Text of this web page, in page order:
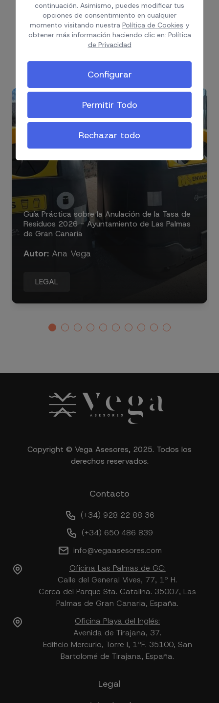
Contenido relacionado
Mantente actualizado con las novedades más
relevantes del sector y las actualizaciones que
pueden impactar tu negocio. ¡Infórmate aquí!
Guía Práctica sobre la Anulación de la Tasa de
Residuos 2026 - Ayuntamiento de Las Palmas
de Gran Canaria
Autor: Ana Vega
LEGAL
Copyright © Vega Asesores, 2025. Todos los
derechos reservados.
Contacto
(+34) 928 22 88 36
(+34) 650 486 839
info@vegaasesores.com
Oficina Las Palmas de GC:
Calle del General Vives, 77, 1º H.
Cerca del Parque Sta. Catalina. 35007, Las
Palmas de Gran Canaria, España.
Oficina Playa del Inglés:
Avenida de Tirajana, 37.
Edificio Mercurio, Torre I, 1ºF. 35100, San
Bartolomé de Tirajana, España.
Legal
continuación. Asimismo, puedes modificar tus
opciones de consentimiento en cualquier
momento visitando nuestra Política de Cookies y
obtener más información haciendo clic en: Política
de Privacidad
Configurar
Permitir Todo
Rechazar todo